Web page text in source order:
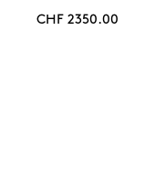
CHF 2350.00